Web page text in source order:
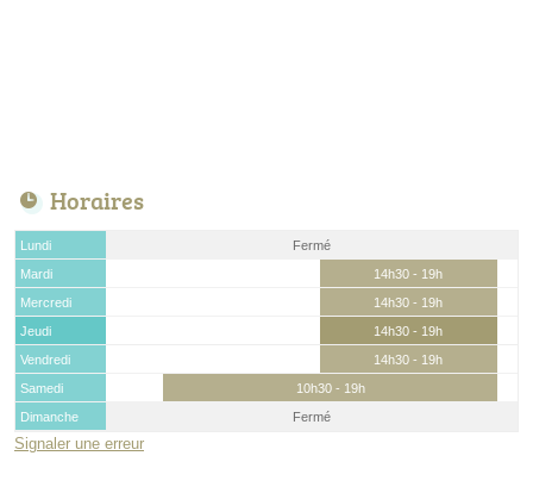
Horaires
Lundi
Fermé
Mardi
14h30 - 19h
Mercredi
14h30 - 19h
Jeudi
14h30 - 19h
Vendredi
14h30 - 19h
Samedi
10h30 - 19h
Dimanche
Fermé
Signaler une erreur